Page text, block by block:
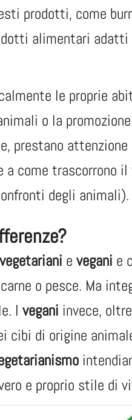
prodotti, come
alimentari adatti
le proprie
o la
prestano
a come trascorrono
degli animali).
vegetariani e vegani e
o pesce. Ma
I vegani invece,
cibi di origine
e proprio stile di